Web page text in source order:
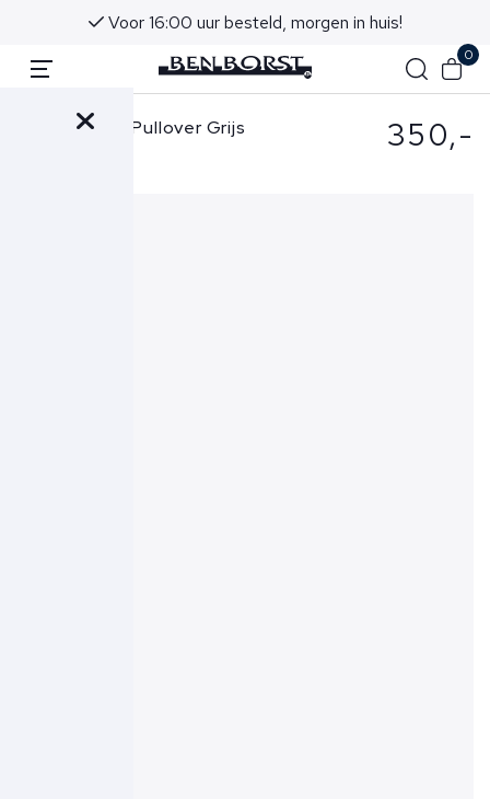
Voor 16:00 uur besteld, morgen in huis!
0
Stone Island Pullover Grijs 350,-